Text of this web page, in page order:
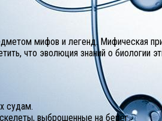
мифов и легенд. Мифическая
что эволюция знаний о биологии
судам.
выброшенные на берег.